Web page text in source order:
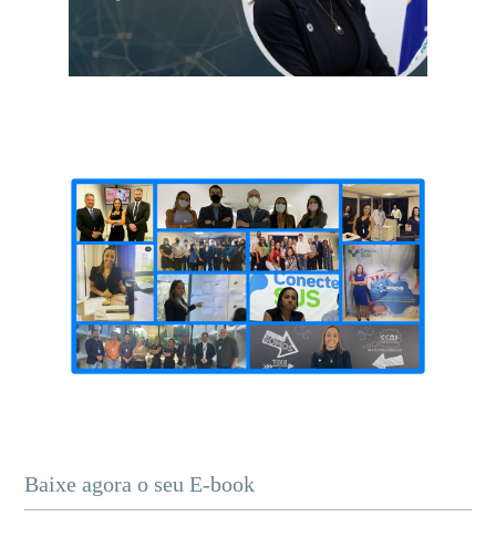
Baixe agora o seu E-book